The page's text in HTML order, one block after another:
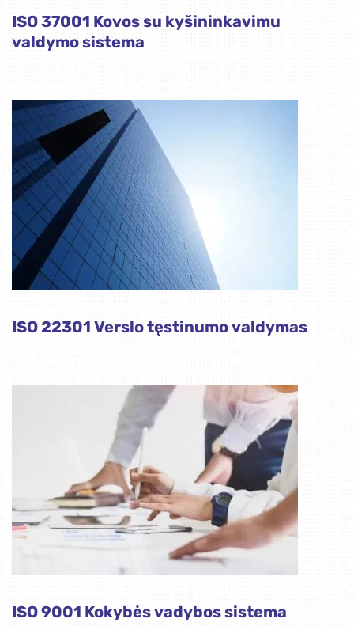
ISO 37001 Kovos su kyšininkavimu
valdymo sistema
ISO 22301 Verslo tęstinumo valdymas
ISO 9001 Kokybės vadybos sistema